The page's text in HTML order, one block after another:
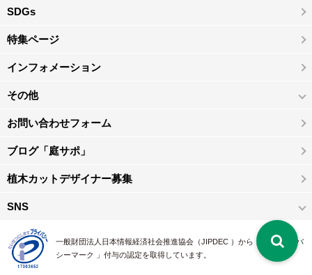
SDGs
特集ページ
インフォメーション
その他
お問い合わせフォーム
ブログ「庭サポ」
植木カットデザイナー募集
SNS
一般財団法人日本情報経済社会推進協会（JIPDEC ）から 、「 プライバ
シーマーク 」付与の認定を取得しています。